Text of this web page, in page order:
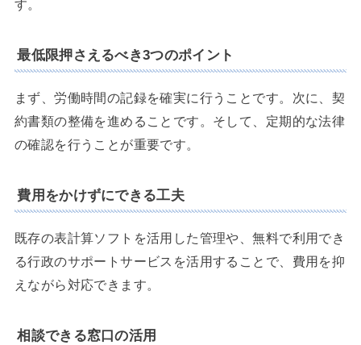
す。
最低限押さえるべき3つのポイント
まず、労働時間の記録を確実に行うことです。次に、契
約書類の整備を進めることです。そして、定期的な法律
の確認を行うことが重要です。
費用をかけずにできる工夫
既存の表計算ソフトを活用した管理や、無料で利用でき
る行政のサポートサービスを活用することで、費用を抑
えながら対応できます。
相談できる窓口の活用